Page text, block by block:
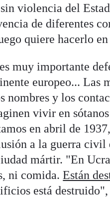
violencia del
de diferentes
quiere hacerlo
muy importante
europeo... Las
nombres y los
vivir en
en abril de
a la guerra
mártir. "En
ni comida.Están
está